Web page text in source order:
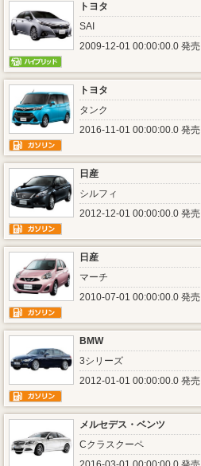
トヨタ
SAI
2009-12-01 00:00:00.0 発売
トヨタ
タンク
2016-11-01 00:00:00.0 発売
日産
シルフィ
2012-12-01 00:00:00.0 発売
日産
マーチ
2010-07-01 00:00:00.0 発売
BMW
3シリーズ
2012-01-01 00:00:00.0 発売
メルセデス・ベンツ
Cクラスクーペ